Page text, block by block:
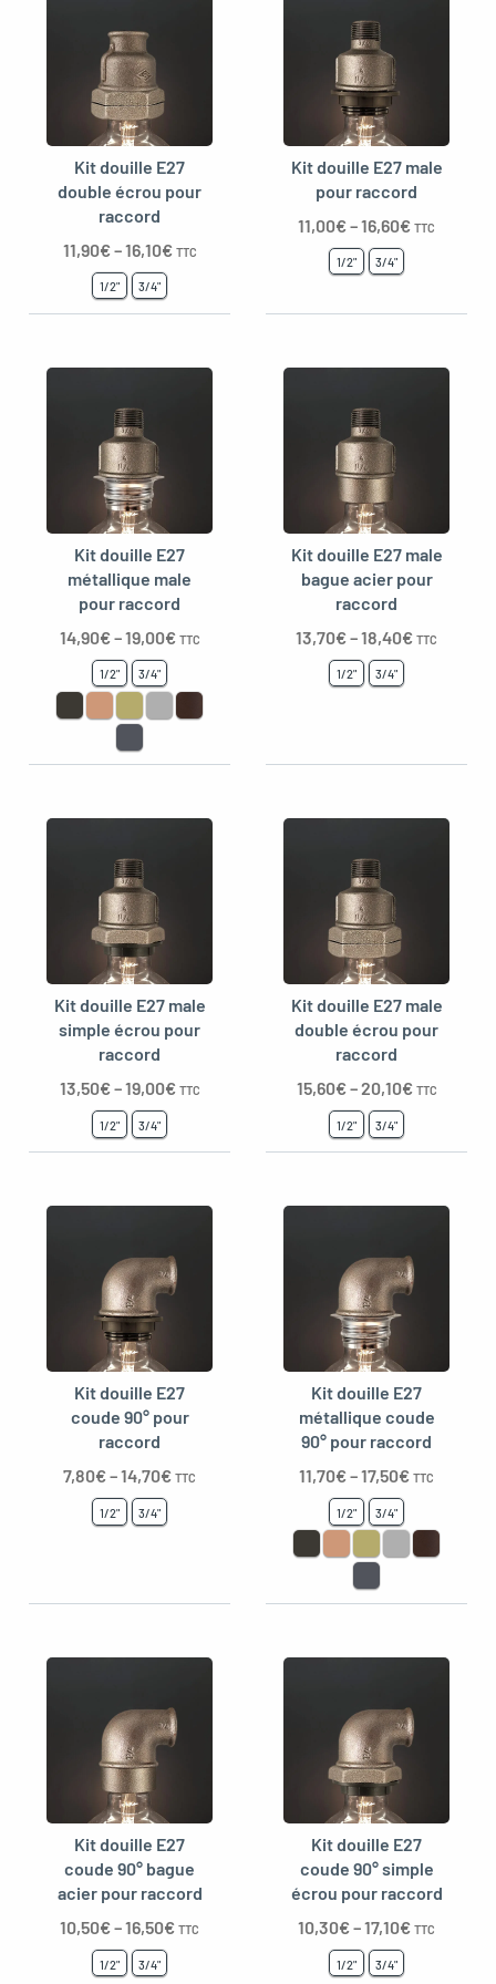
Kit douille E27
double écrou pour
raccord
11,90€–16,10€ TTC
1/2" 3/4"
Kit douille E27 male
pour raccord
11,00€–16,60€ TTC
1/2" 3/4"
Kit douille E27
métallique male
pour raccord
14,90€–19,00€ TTC
1/2" 3/4"
Kit douille E27 male
bague acier pour
raccord
13,70€–18,40€ TTC
1/2" 3/4"
Kit douille E27 male
simple écrou pour
raccord
13,50€–19,00€ TTC
1/2" 3/4"
Kit douille E27 male
double écrou pour
raccord
15,60€–20,10€ TTC
1/2" 3/4"
Kit douille E27
coude 90° pour
raccord
7,80€–14,70€ TTC
1/2" 3/4"
Kit douille E27
métallique coude
90° pour raccord
11,70€–17,50€ TTC
1/2" 3/4"
Kit douille E27
coude 90° bague
acier pour raccord
10,50€–16,50€ TTC
1/2" 3/4"
Kit douille E27
coude 90° simple
écrou pour raccord
10,30€–17,10€ TTC
1/2" 3/4"